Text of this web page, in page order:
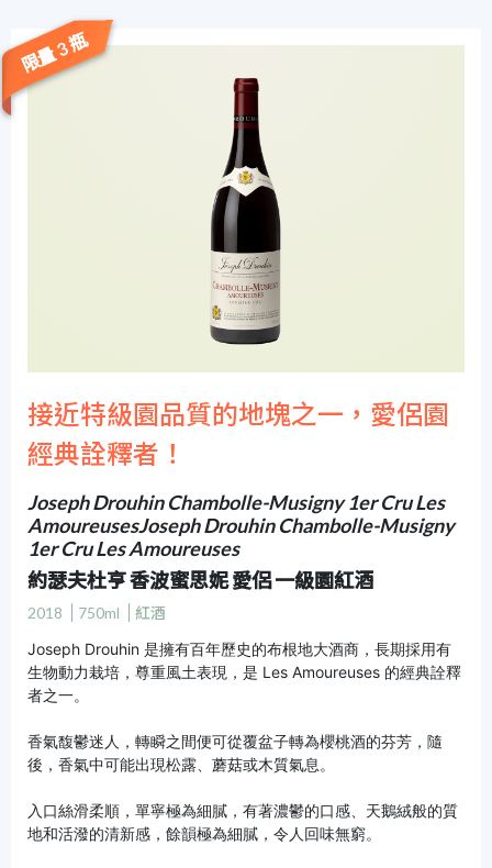
限量 3 瓶
接近特級園品質的地塊之一，愛侶園
經典詮釋者！
Joseph Drouhin Chambolle-Musigny 1er Cru Les
AmoureusesJoseph Drouhin Chambolle-Musigny
1er Cru Les Amoureuses
約瑟夫杜亨 香波蜜思妮 愛侶 一級園紅酒
2018 750ml
紅酒
Joseph Drouhin 是擁有百年歷史的布根地大酒商，長期採用有
生物動力栽培，尊重風土表現，是 Les Amoureuses 的經典詮釋
者之一。
香氣馥鬱迷人，轉瞬之間便可從覆盆子轉為櫻桃酒的芬芳，隨
後，香氣中可能出現松露、蘑菇或木質氣息。
入口絲滑柔順，單寧極為細膩，有著濃鬱的口感、天鵝絨般的質
地和活潑的清新感，餘韻極為細膩，令人回味無窮。